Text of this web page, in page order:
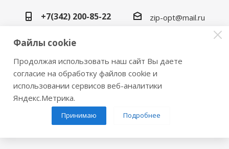
+7(342) 200-85-22
zip-opt@mail.ru
г. Пермь, ул. Васильева, 5в
2026 © Замки инструмент плюс
Файлы cookie
Продолжая использовать наш сайт Вы даете
согласие на обработку файлов cookie и
использовании сервисов веб-аналитики
Яндекс.Метрика.
Принимаю Подробнее